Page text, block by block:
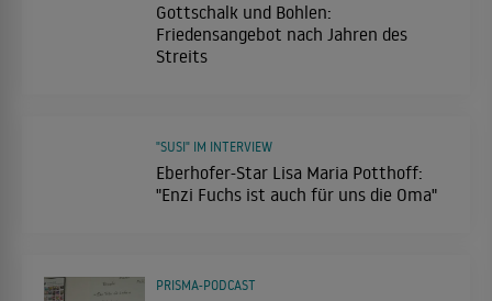
Gottschalk und Bohlen:
Friedensangebot nach Jahren des
Streits
Eberhofer-Star Lisa Maria Potthoff:
"Enzi Fuchs ist auch für uns die Oma"
"SUSI" IM INTERVIEW
PRISMA-PODCAST